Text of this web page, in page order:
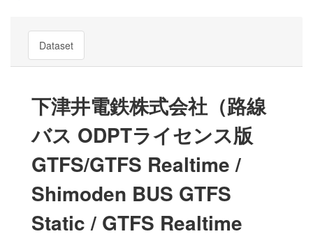
Dataset
下津井電鉄株式会社（路線
バス ODPTライセンス版
GTFS/GTFS Realtime /
Shimoden BUS GTFS
Static / GTFS Realtime